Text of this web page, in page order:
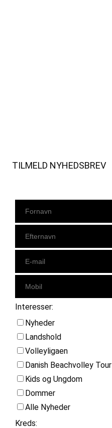
TILMELD NYHEDSBREV
Interesser:
Nyheder
Landshold
Volleyligaen
Danish Beachvolley Tour
Kids og Ungdom
Dommer
Alle Nyheder
Kreds: